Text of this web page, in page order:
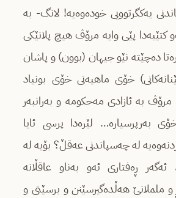
یەکگرتوویی خودەوەیە! لانگ- بە
کتێبەدا پێی وایە مرۆڤ هیچ پلانێکی
دەچێتە نێو جیهان (بوون) و پاشان
خۆی ماهیەتی خۆی بونیاد
مرۆڤ بە ئازادی مەحکومە و بەرانبەر
بەرپرسیارە… لێرەدا پرسی ئایا
لە چەسپاندنی عەقڵ؟ بۆیە لە
ئەگەر ڕەفتاری ئەو بەناو عاقڵانە
ململانێ هەڵدەگیرسێنن و برسێتی و